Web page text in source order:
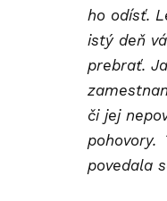
ho odísť.
istý deň
prebrať.
či jej
pohovory.
povedala